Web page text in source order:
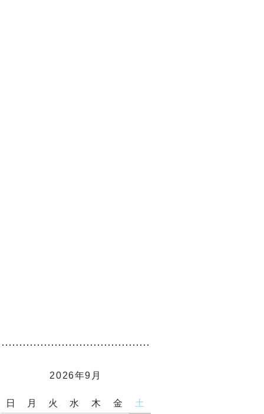
2026年9月
日 月 火 水 木 金 土